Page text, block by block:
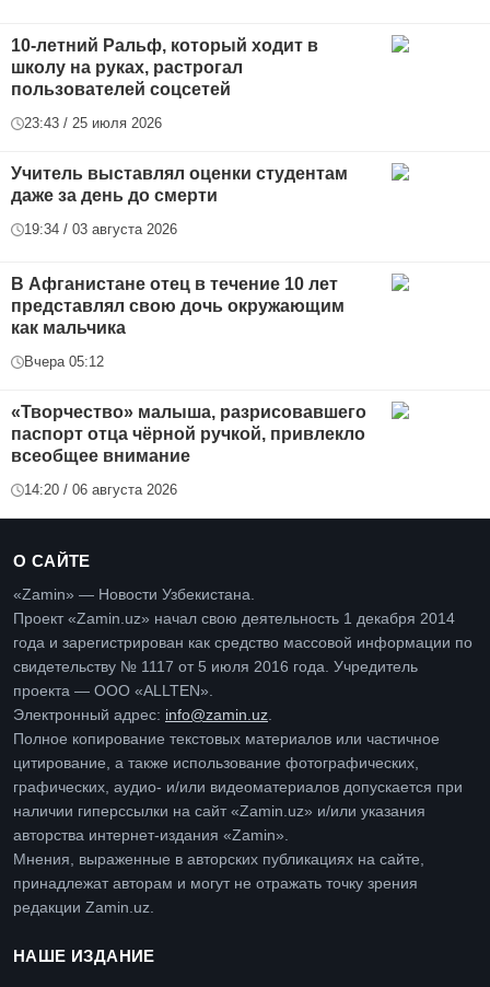
10-летний Ральф, который ходит в
школу на руках, растрогал
пользователей соцсетей
23:43 / 25 июля 2026
Учитель выставлял оценки студентам
даже за день до смерти
19:34 / 03 августа 2026
В Афганистане отец в течение 10 лет
представлял свою дочь окружающим
как мальчика
Вчера 05:12
«Творчество» малыша, разрисовавшего
паспорт отца чёрной ручкой, привлекло
всеобщее внимание
14:20 / 06 августа 2026
О САЙТЕ
«Zamin» — Новости Узбекистана.
Проект «Zamin.uz» начал свою деятельность 1 декабря 2014
года и зарегистрирован как средство массовой информации по
свидетельству № 1117 от 5 июля 2016 года. Учредитель
проекта — ООО «ALLTEN».
Электронный адрес: info@zamin.uz.
Полное копирование текстовых материалов или частичное
цитирование, а также использование фотографических,
графических, аудио- и/или видеоматериалов допускается при
наличии гиперссылки на сайт «Zamin.uz» и/или указания
авторства интернет-издания «Zamin».
Мнения, выраженные в авторских публикациях на сайте,
принадлежат авторам и могут не отражать точку зрения
редакции Zamin.uz.
НАШЕ ИЗДАНИЕ